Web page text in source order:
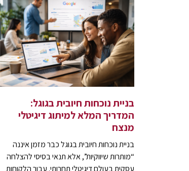
בניית נוכחות חיובית בגוגל:
המדריך המלא למיתוג דיגיטלי
מנצח
בניית נוכחות חיובית בגוגל כבר מזמן איננה
“מותרות שיווקיות”, אלא תנאי בסיסי להצלחה
עסקית בעולם דיגיטלי תחרותי. עבור הלקוחות